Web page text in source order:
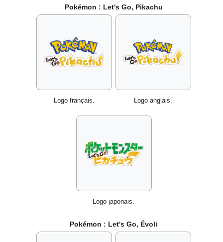
Pokémon : Let's Go, Pikachu
Logo français. Logo anglais.
Logo japonais.
Pokémon : Let's Go, Évoli